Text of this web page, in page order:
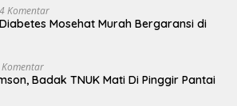
4 Komentar
Mosehat Murah Bergaransi di
Badak TNUK Mati Di Pinggir Pantai